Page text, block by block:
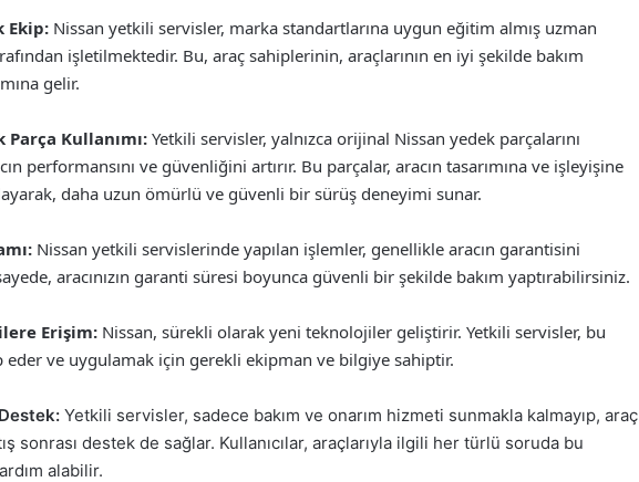
Ekip: Nissan yetkili servisler, marka standartlarına uygun eğitim almış uzman
işletilmektedir. Bu, araç sahiplerinin, araçlarının en iyi şekilde bakım
gelir.
Kullanımı: Yetkili servisler, yalnızca orijinal Nissan yedek parçalarını
performansını ve güvenliğini artırır. Bu parçalar, aracın tasarımına ve işleyişine
daha uzun ömürlü ve güvenli bir sürüş deneyimi sunar.
Nissan yetkili servislerinde yapılan işlemler, genellikle aracın garantisini
aracınızın garanti süresi boyunca güvenli bir şekilde bakım yaptırabilirsiniz.
Erişim: Nissan, sürekli olarak yeni teknolojiler geliştirir. Yetkili servisler, bu
ve uygulamak için gerekli ekipman ve bilgiye sahiptir.
Yetkili servisler, sadece bakım ve onarım hizmeti sunmakla kalmayıp, araç
sonrası destek de sağlar. Kullanıcılar, araçlarıyla ilgili her türlü soruda bu
alabilir.